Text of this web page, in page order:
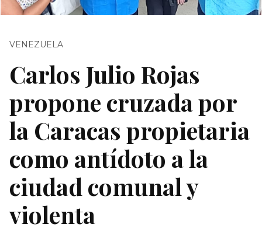
VENEZUELA
Carlos Julio Rojas
propone cruzada por
la Caracas propietaria
como antídoto a la
ciudad comunal y
violenta